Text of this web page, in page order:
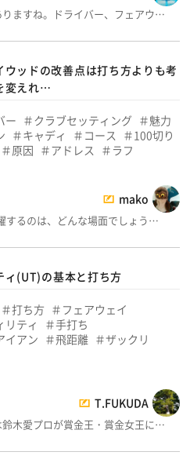
ますね。ドライバー、フェアウ…
ウッドの改善点は打ち方よりも考
変えれ…
ー クラブセッティング
魅力
キャディ コース
100切り
原因 アドレス
ラフ
mako
するのは、どんな場面でしょう…
ィ(UT)の基本と打ち方
打ち方
フェアウェイ
リティ
手打ち
イアン
飛距離
ザックリ
T.FUKUDA
木愛プロが賞金王・賞金女王に…